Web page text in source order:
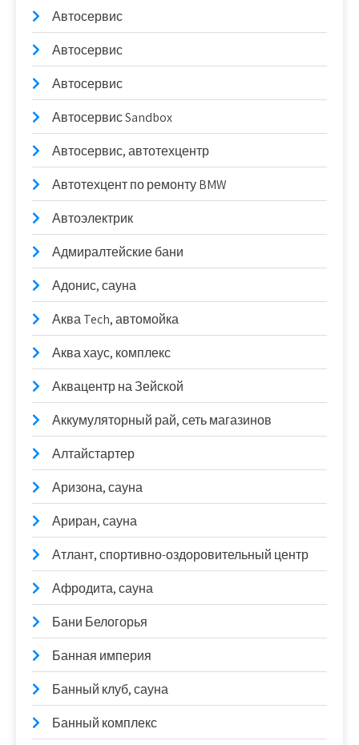
Автосервис
Автосервис
Автосервис
Автосервис Sandbox
Автосервис, автотехцентр
Автотехцент по ремонту BMW
Автоэлектрик
Адмиралтейские бани
Адонис, сауна
Аква Tech, автомойка
Аква хаус, комплекс
Аквацентр на Зейской
Аккумуляторный рай, сеть магазинов
Алтайстартер
Аризона, сауна
Ариран, сауна
Атлант, спортивно-оздоровительный центр
Афродита, сауна
Бани Белогорья
Банная империя
Банный клуб, сауна
Банный комплекс